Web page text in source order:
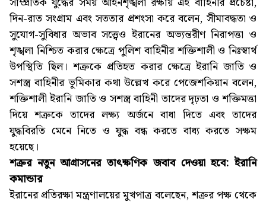
দিন-রাত সংগ্রাম এবং সততার প্রশংসা করে বলেন, সীমাবদ্ধতা ও
সুযোগ-সুবিধার অভাব সত্ত্বেও ইরানের অভ্যন্তরীণ নিরাপত্তা ও
শৃঙ্খলা নিশ্চিত করার ক্ষেত্রে পুলিশ বাহিনীর শক্তিশালী ও নিঃস্বার্থ
উপস্থিতি ছিল। শত্রুকে প্রতিহত করার ক্ষেত্রে ইরানি জাতি ও
সশস্ত্র বাহিনীর ভূমিকার কথা উল্লেখ করে পেজেশকিয়ান বলেন,
শক্তিশালী ইরানি জাতি ও সশস্ত্র বাহিনী তাদের দৃঢ়তা ও শক্তিমত্তা
দিয়ে শত্রুকে তাদের লক্ষ্য অর্জনে বাধা দিতে এবং তাদের
যুদ্ধবিরতি মেনে নিতে ও যুদ্ধ বন্ধ করতে বাধ্য করতে সক্ষম
হয়েছে।
শত্রুর নতুন আগ্রাসনের তাৎক্ষণিক জবাব দেওয়া হবে: ইরানি
কমান্ডার
ইরানের প্রতিরক্ষা মন্ত্রণালয়ের মুখপাত্র বলেছেন, শত্রুর পক্ষ থেকে